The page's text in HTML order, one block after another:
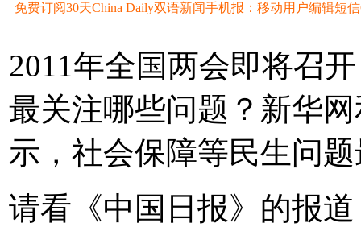
免费订阅30天China Daily双语新闻手机报：移动用户编辑短信
2011年全国两会即将召
最关注哪些问题？新华
示，社会保障等民生问
请看《中国日报》的报